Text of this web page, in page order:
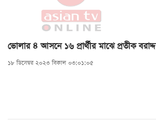
ভোলার ৪ আসনে ১৬ প্রার্থীর মাঝে প্রতীক বরাদ্দ
১৮ ডিসেম্বর ২০২৩ বিকাল ০৩:০১:০৫